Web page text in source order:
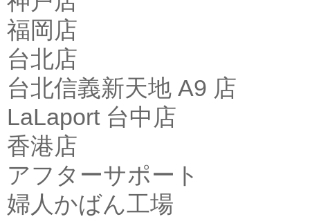
福岡店
台北店
台北信義新天地 A9 店
LaLaport 台中店
香港店
アフターサポート
婦人かばん工場